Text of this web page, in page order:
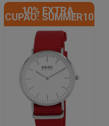
10% EXTRA,
CUPÃO: SUMMER10